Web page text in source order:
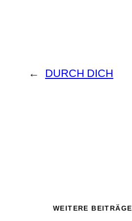
← DURCH DICH
WEITERE BEITRÄGE